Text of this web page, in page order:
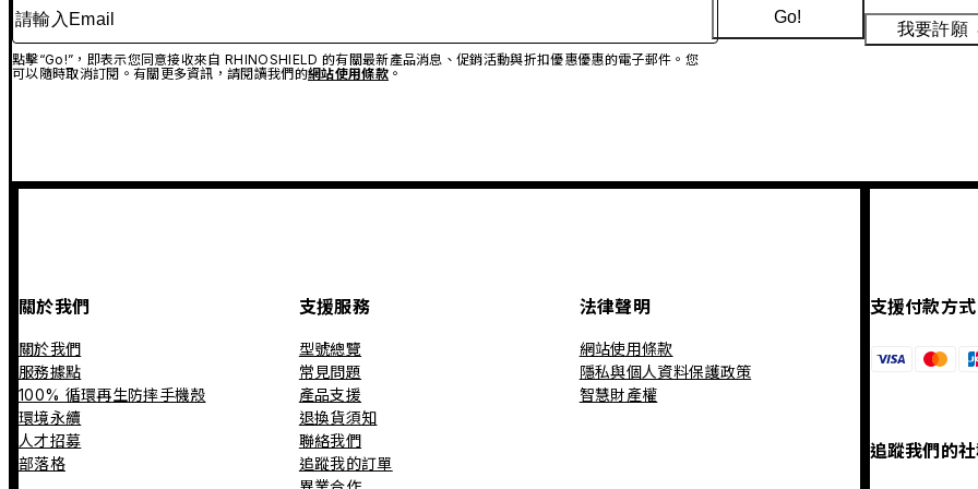
請輸入Email
點擊“Go!”，即表示您同意接收來自 RHINOSHIELD 的有關最新產品消息、促銷活動與折扣優惠優惠的電子郵件。您
可以隨時取消訂閱。有關更多資訊，請閱讀我們的網站使用條款。
Go!
我要許願
關於我們
關於我們
服務據點
100% 循環再生防摔手機殼
環境永續
人才招募
部落格
支援服務
型號總覽
常見問題
產品支援
退換貨須知
聯絡我們
追蹤我的訂單
法律聲明
網站使用條款
隱私與個人資料保護政策
智慧財產權
支援付款方式
追蹤我們的